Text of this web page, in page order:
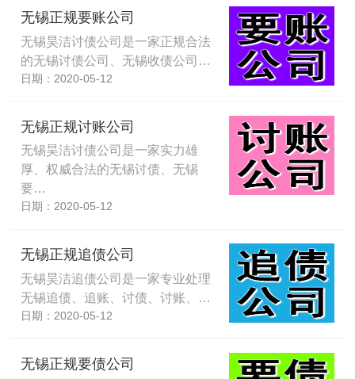
无锡正规要账公司
无锡昊洁讨债公司是一家正规合法
的无锡讨债公司、无锡收债公司…
日期：2020-05-12
无锡正规讨账公司
无锡昊洁讨债公司是一家实力雄
厚、权威合法的无锡讨债、无锡
要…
日期：2020-05-12
无锡正规追债公司
无锡昊洁追债公司是一家专业处理
无锡追债、追账、讨债、讨账、…
日期：2020-05-12
无锡正规要债公司